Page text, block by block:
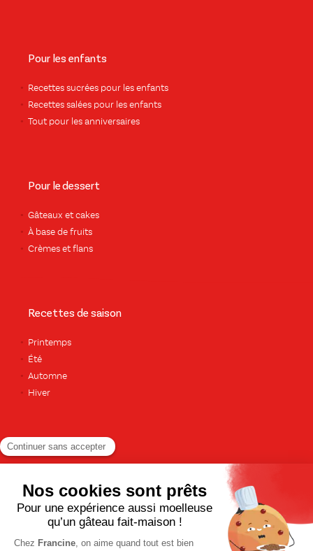
Pour les enfants
Recettes sucrées pour les enfants
Recettes salées pour les enfants
Tout pour les anniversaires
Pour le dessert
Gâteaux et cakes
À base de fruits
Crèmes et flans
Recettes de saison
Printemps
Été
Automne
Hiver
TOUTES LES RECETTES
Pour votre santé, pratiquez une activité physique régulière. Plus